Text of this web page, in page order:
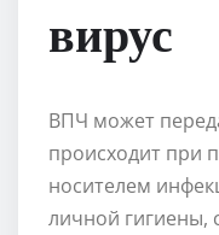
вирус
ВПЧ может
происходит при
носителем
личной гигиены,